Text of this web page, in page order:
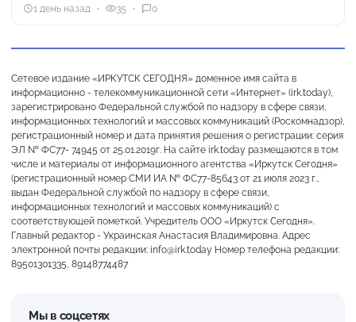
1 день назад 35 0
Сетевое издание «ИРКУТСК СЕГОДНЯ» доменное имя сайта в
информационно - телекоммуникационной сети «Интернет» (irk.today),
зарегистрировано Федеральной службой по надзору в сфере связи,
информационных технологий и массовых коммуникаций (Роскомнадзор),
регистрационный номер и дата принятия решения о регистрации: серия
ЭЛ № ФС77- 74945 от 25.01.2019г. На сайте irk.today размещаются в том
числе и материалы от информационного агентства «Иркутск Сегодня»
(регистрационный номер СМИ ИА № ФС77-85643 от 21 июля 2023 г.,
выдан Федеральной службой по надзору в сфере связи,
информационных технологий и массовых коммуникаций) с
соответствующей пометкой. Учредитель ООО «Иркутск Сегодня».
Главный редактор - Украинская Анастасия Владимировна. Адрес
электронной почты редакции: info@irk.today Номер телефона редакции:
89501301335, 89148774487
Мы в соцсетях